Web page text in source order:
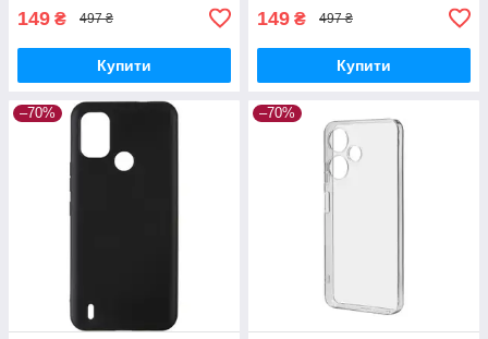
149 ₴ 497 ₴
Купити
149 ₴ 497 ₴
Купити
–70% –70%